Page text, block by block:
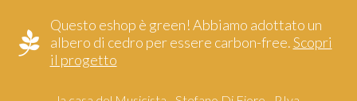
Questo eshop è green! Abbiamo adottato un
albero di cedro per essere carbon-free.Scopri
il progetto